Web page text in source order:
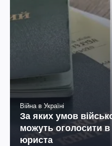
Війна в Україні
За яких умов
можуть оголосити
юриста